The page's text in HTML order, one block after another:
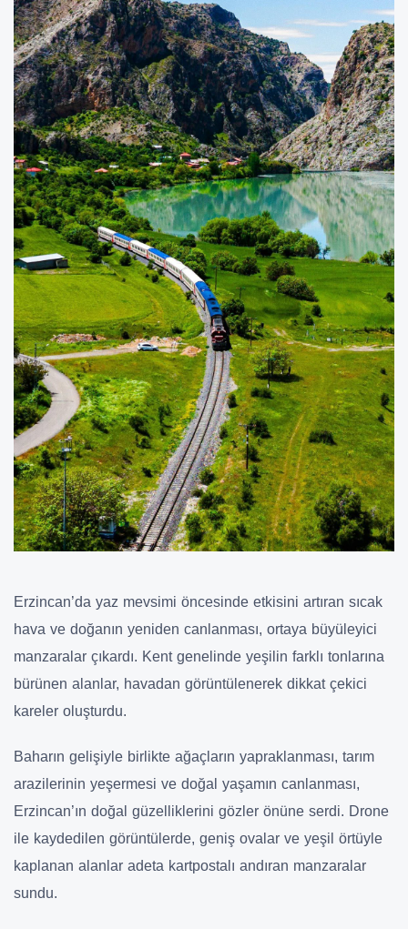
Erzincan’da yaz mevsimi öncesinde etkisini artıran sıcak
hava ve doğanın yeniden canlanması, ortaya büyüleyici
manzaralar çıkardı. Kent genelinde yeşilin farklı tonlarına
bürünen alanlar, havadan görüntülenerek dikkat çekici
kareler oluşturdu.
Baharın gelişiyle birlikte ağaçların yapraklanması, tarım
arazilerinin yeşermesi ve doğal yaşamın canlanması,
Erzincan’ın doğal güzelliklerini gözler önüne serdi. Drone
ile kaydedilen görüntülerde, geniş ovalar ve yeşil örtüyle
kaplanan alanlar adeta kartpostalı andıran manzaralar
sundu.